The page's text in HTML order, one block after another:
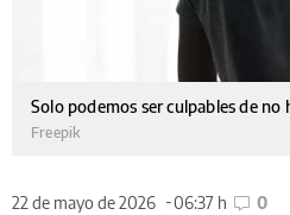
Solo podemos ser culpables de no
Freepik
22 de mayo de 2026 06:37 h 0